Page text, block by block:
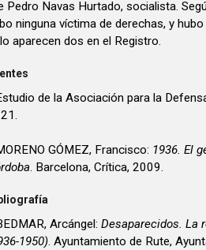
Pedro Navas Hurtado, socialista.
ninguna víctima de derechas, y
aparecen dos en el Registro.
de la Asociación para la
GÓMEZ, Francisco: 1936. El
. Barcelona, Crítica, 2009.
Arcángel: Desaparecidos. La
1950). Ayuntamiento de Rute,